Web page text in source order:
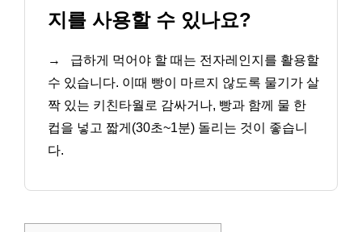
지를 사용할 수 있나요?
→
급하게 먹어야 할 때는 전자레인지를 활용할
수 있습니다. 이때 빵이 마르지 않도록 물기가 살
짝 있는 키친타월로 감싸거나, 빵과 함께 물 한
컵을 넣고 짧게(30초~1분) 돌리는 것이 좋습니
다.